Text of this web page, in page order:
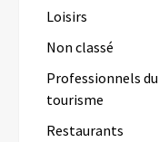
Loisirs
Non classé
Professionnels du
tourisme
Restaurants